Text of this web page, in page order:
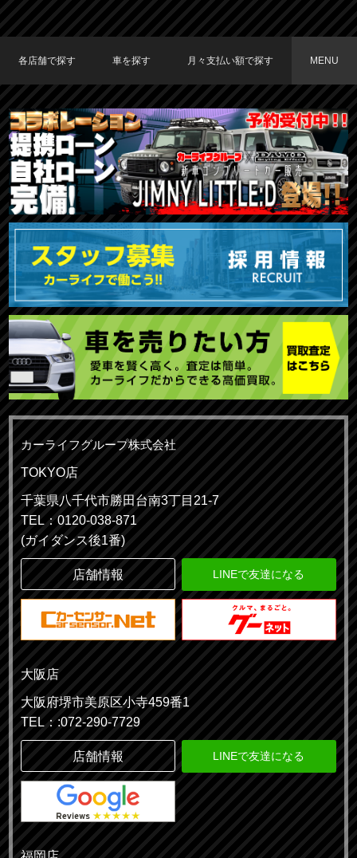
各店舗で探す
TOKYO店在庫車両
大阪店在庫車両
福岡店在庫車両
車を探す
車種で探す
メーカーで探す
月々支払い額で探す
〜19,999円
20,000円〜29,999円
30,000円〜39,999円
40,000円〜49,999円
50,000円〜
MENU
カーライフグループ株式会社
TOKYO店
千葉県八千代市勝田台南3丁目21-7
TEL：0120-038-871
(ガイダンス後1番)
店舗情報 LINEで友達になる
大阪店
大阪府堺市美原区小寺459番1
TEL：:072-290-7729
店舗情報 LINEで友達になる